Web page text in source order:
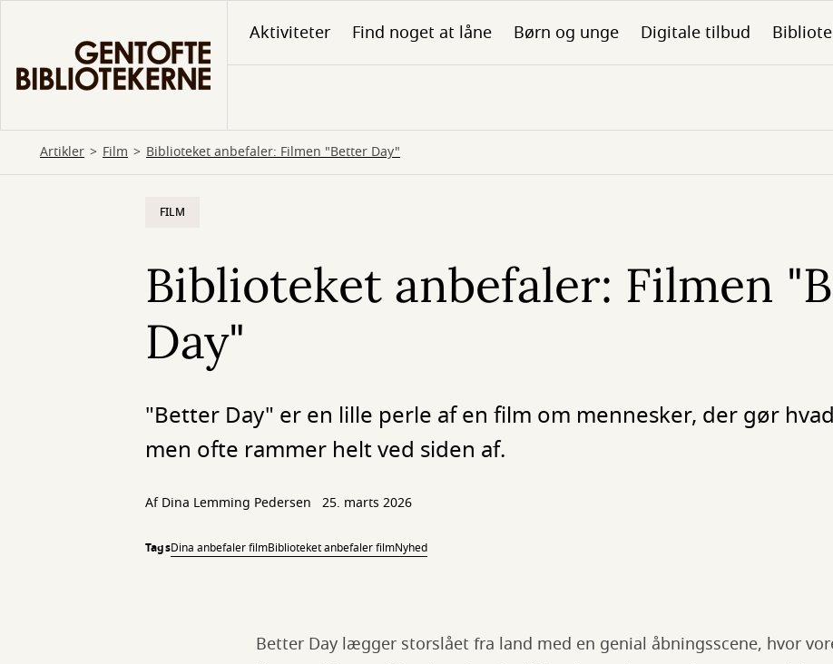
hovedindhold
Aktiviteter Find noget at låne Børn og unge Digitale tilbud
Artikler Film Biblioteket anbefaler: Filmen "Better Day"
FILM
Biblioteket anbefaler: Filmen
Day"
"Better Day" er en lille perle af en film om mennesker, der gør
men ofte rammer helt ved siden af.
Af Dina Lemming Pedersen 25. marts 2026
TagsDina anbefaler filmBiblioteket anbefaler filmNyhed
Better Day lægger storslået fra land med en genial åbningsscene, hvor